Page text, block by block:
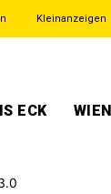
Kleinanzeigen
ECK